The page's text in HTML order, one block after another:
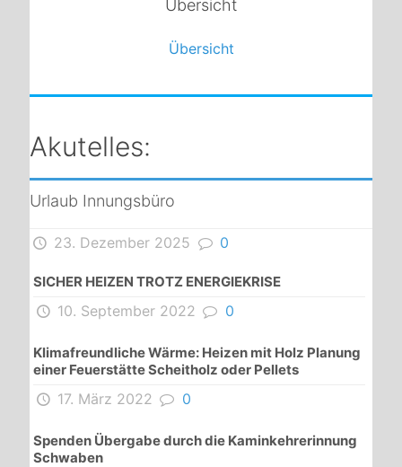
Übersicht
Übersicht
Akutelles:
Urlaub Innungsbüro
23. Dezember 2025 0
SICHER HEIZEN TROTZ ENERGIEKRISE
10. September 2022 0
Klimafreundliche Wärme: Heizen mit Holz Planung
einer Feuerstätte Scheitholz oder Pellets
17. März 2022 0
Spenden Übergabe durch die Kaminkehrerinnung
Schwaben